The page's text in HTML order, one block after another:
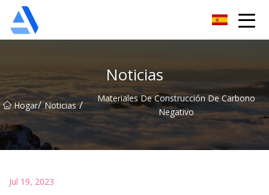
Noticias
Hogar/ Noticias /
Materiales De Construcción De Carbono
Negativo
Jul 19, 2023